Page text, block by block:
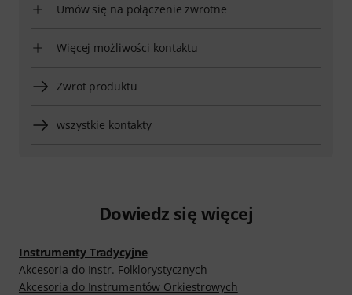
Umów się na połączenie zwrotne
Więcej możliwości kontaktu
Zwrot produktu
wszystkie kontakty
Dowiedz się więcej
Instrumenty Tradycyjne
Akcesoria do Instr. Folklorystycznych
Akcesoria do Instrumentów Orkiestrowych